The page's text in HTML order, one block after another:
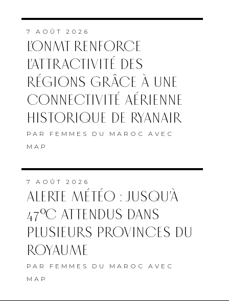
7 AOÛT 2026
L’ONMT RENFORCE
L’ATTRACTIVITÉ DES
RÉGIONS GRÂCE À UNE
CONNECTIVITÉ AÉRIENNE
HISTORIQUE DE RYANAIR
PAR FEMMES DU MAROC AVEC
MAP
7 AOÛT 2026
ALERTE MÉTÉO : JUSQU’À
47°C ATTENDUS DANS
PLUSIEURS PROVINCES DU
ROYAUME
PAR FEMMES DU MAROC AVEC
MAP